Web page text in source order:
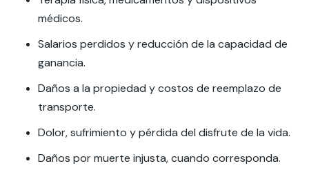
médicos.
Salarios perdidos y reducción de la capacidad de
ganancia.
Daños a la propiedad y costos de reemplazo de
transporte.
Dolor, sufrimiento y pérdida del disfrute de la vida.
Daños por muerte injusta, cuando corresponda.